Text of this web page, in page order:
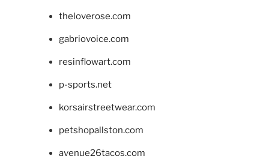
theloverose.com
gabriovoice.com
resinflowart.com
p-sports.net
korsairstreetwear.com
petshopallston.com
avenue26tacos.com